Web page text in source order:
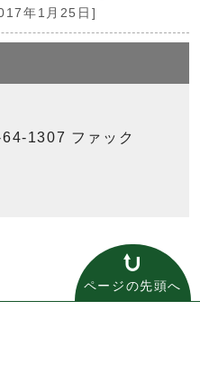
年1月25日]
1307 ファック
ページの先頭へ